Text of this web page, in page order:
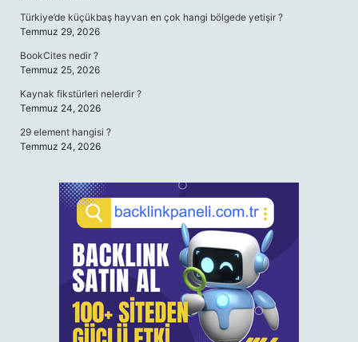
Türkiye’de küçükbaş hayvan en çok hangi bölgede yetişir ?
Temmuz 29, 2026
BookCites nedir ?
Temmuz 25, 2026
Kaynak fikstürleri nelerdir ?
Temmuz 24, 2026
29 element hangisi ?
Temmuz 24, 2026